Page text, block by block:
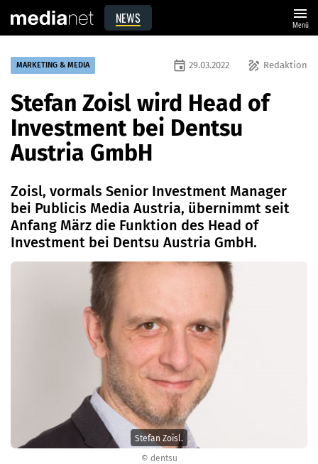
NEWS menu
Menü
© dentsu
Stefan Zoisl.
MARKETING & MEDIA draw Redaktion
event 29.03.2022
Stefan Zoisl wird Head of
Investment bei Dentsu
Austria GmbH
Zoisl, vormals Senior Investment Manager
bei Publicis Media Austria, übernimmt seit
Anfang März die Funktion des Head of
Investment bei Dentsu Austria GmbH.